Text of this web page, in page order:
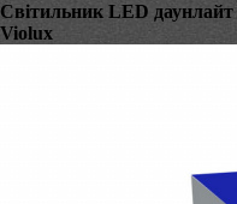
Світильник LED
Violux